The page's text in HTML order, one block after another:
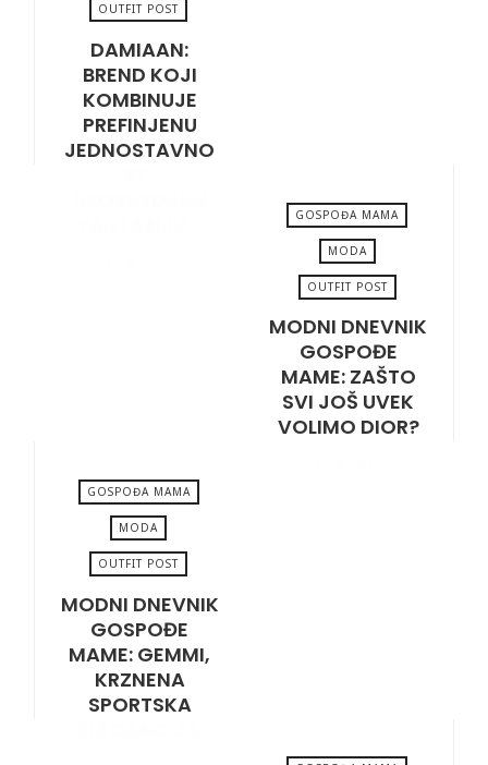
OUTFIT POST
DAMIAAN:
BREND KOJI
KOMBINUJE
PREFINJENU
JEDNOSTAVNO
GOSPOĐA MAMA
MODA
OUTFIT POST
MODNI DNEVNIK
GOSPOĐE
MAME: ZAŠTO
SVI JOŠ UVEK
VOLIMO DIOR?
GOSPOĐA MAMA
MODA
OUTFIT POST
MODNI DNEVNIK
GOSPOĐE
MAME: GEMMI,
KRZNENA
SPORTSKA